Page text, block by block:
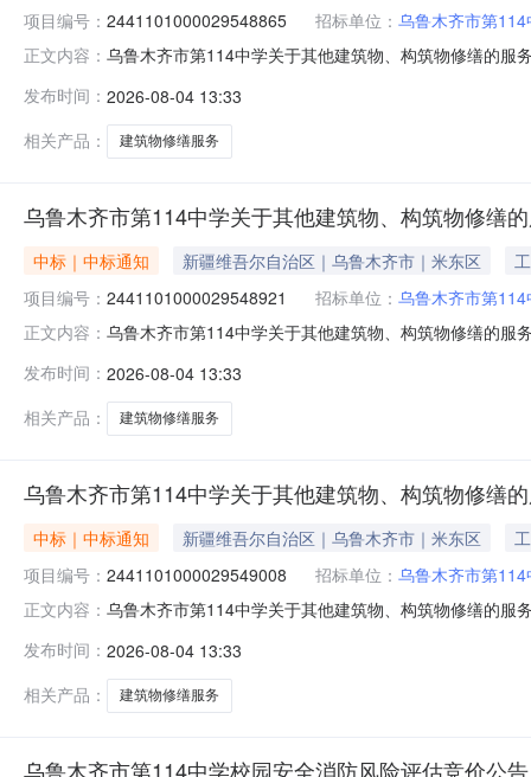
项目编号： 2441101000029548865 招标单位： 乌鲁木齐市第114
正文内容： 乌鲁木齐市第114中学关于其他建筑物、构筑物修缮的
项目所在行政区划编码:650109项目所在行政区划名称:
发布时间： 2026-08-04 13:33
相关产品：
建筑物修缮服务
乌鲁木齐市第114中学关于其他建筑物、构筑物修缮
中标｜中标通知 新疆维吾尔自治区｜乌鲁木齐市｜米东区
项目编号： 2441101000029548921 招标单位： 乌鲁木齐市第114
正文内容： 乌鲁木齐市第114中学关于其他建筑物、构筑物修缮的
项目所在行政区划编码:650109项目所在行政区划名称:
发布时间： 2026-08-04 13:33
相关产品：
建筑物修缮服务
乌鲁木齐市第114中学关于其他建筑物、构筑物修缮
中标｜中标通知 新疆维吾尔自治区｜乌鲁木齐市｜米东区
项目编号： 2441101000029549008 招标单位： 乌鲁木齐市第114
正文内容： 乌鲁木齐市第114中学关于其他建筑物、构筑物修缮的
项目所在行政区划编码:650109项目所在行政区划名称:
发布时间： 2026-08-04 13:33
相关产品：
建筑物修缮服务
乌鲁木齐市第114中学校园安全消防风险评估竞价公告